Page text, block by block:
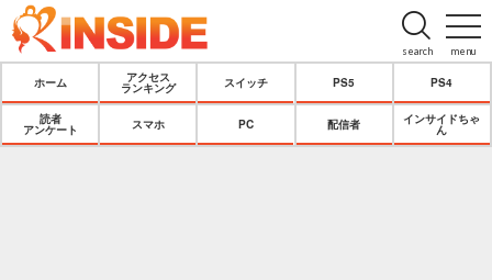
menu
search
ホーム
アクセス
ランキング
スイッチ PS5 PS4
読者
アンケート
スマホ PC 配信者
インサイドちゃ
ん